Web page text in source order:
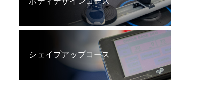
シェイプアップコース